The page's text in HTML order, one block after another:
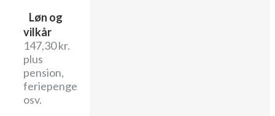
Løn og
vilkår
147,30 kr.
plus
pension,
feriepenge
osv.